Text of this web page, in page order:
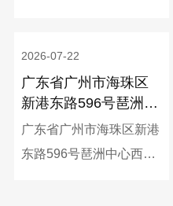
从2026年7月24日至2026
年7月26日止），具体如
下：
2026-07-22
广东省广州市海珠区
新港东路596号琶洲中
心西塔1324单元招租
项目中选候选人公示
广东省广州市海珠区新港
东路596号琶洲中心西塔